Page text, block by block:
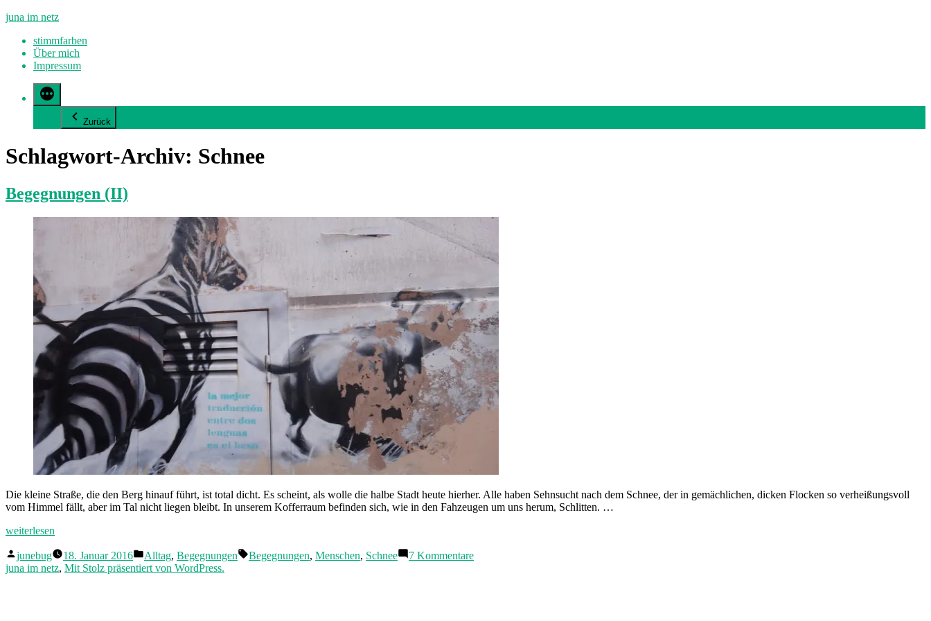
Zum
springen
juna im netz
stimmfarben
Über mich
Impressum
Zurück
Schlagwort-Archiv: Schnee
Begegnungen (II)
Die kleine Straße, die den Berg hinauf führt, ist total dicht. Es scheint, als wolle die halbe Stadt heute hierher. Alle haben Sehnsucht nach dem Schnee, der in gemächlichen, dicken Flocken so verheißungsvoll
vom Himmel fällt, aber im Tal nicht liegen bleibt. In unserem Kofferraum befinden sich, wie in den Fahzeugen um uns herum, Schlitten. …
„Begegnungen
weiterlesen
Veröffentlicht
von
junebug 18. Januar 2016
Veröffentlicht
in
Alltag, Begegnungen Schlagwörter:
Begegnungen, Menschen, Schnee 7 Kommentarezu
juna im netz, Mit Stolz präsentiert von WordPress.